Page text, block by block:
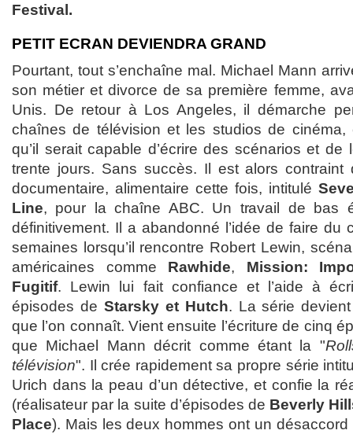
Festival.
PETIT ECRAN DEVIENDRA GRAND
Pourtant, tout s’enchaîne mal. Michael Mann
son métier et divorce de sa première femme,
Unis. De retour à Los Angeles, il démarche
chaînes de télévision et les studios de cinéma,
qu’il serait capable d’écrire des scénarios et
trente jours. Sans succès. Il est alors contraint
documentaire, alimentaire cette fois, intitulé
Line, pour la chaîne ABC. Un travail de bas
définitivement. Il a abandonné l’idée de faire du
semaines lorsqu’il rencontre Robert Lewin,
américaines comme Rawhide, Mission:
Fugitif. Lewin lui fait confiance et l’aide à
épisodes de Starsky et Hutch. La série
que l’on connaît. Vient ensuite l’écriture de cinq
que Michael Mann décrit comme étant la "
télévision". Il crée rapidement sa propre série
Urich dans la peau d’un détective, et confie la
(réalisateur par la suite d’épisodes de Beverly
Place). Mais les deux hommes ont un